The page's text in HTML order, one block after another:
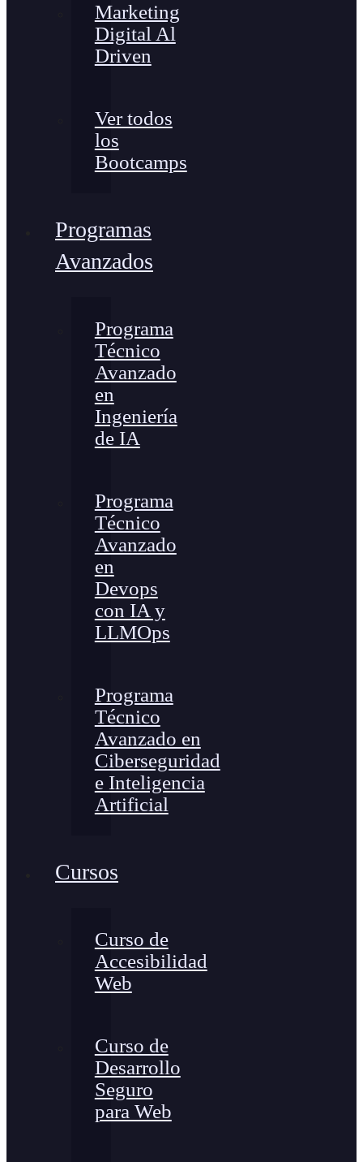
Marketing
Digital Al
Driven
Ver todos
los
Bootcamps
Programas
Avanzados
Programa
Técnico
Avanzado
en
Ingeniería
de IA
Programa
Técnico
Avanzado
en
Devops
con IA y
LLMOps
Programa
Técnico
Avanzado en
Ciberseguridad
e Inteligencia
Artificial
Cursos
Curso de
Accesibilidad
Web
Curso de
Desarrollo
Seguro
para Web